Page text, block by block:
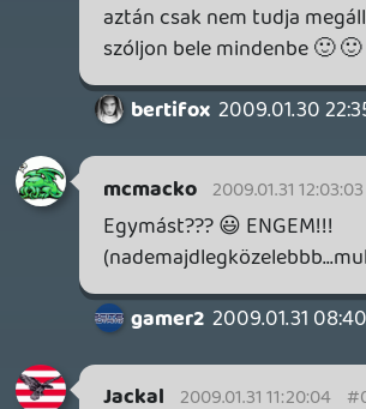
InterFox 2009.01.30 23:09:02 #0kvf6
Fasza kis potcast volt, már nagyon
vártam!:)
bertifox 2009.01.30 22:50:14
Madroy 2009.01.30 22:41:46
☠️ 6aa 2009.01.30 22:47:43 #0kvf4
amik érdekeltek nagyrészt, szóval jó volt.
🙂